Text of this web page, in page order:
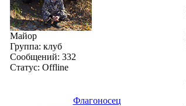
Майор
Группа: клуб
Сообщений: 332
Статус: Offline
Флагоносец